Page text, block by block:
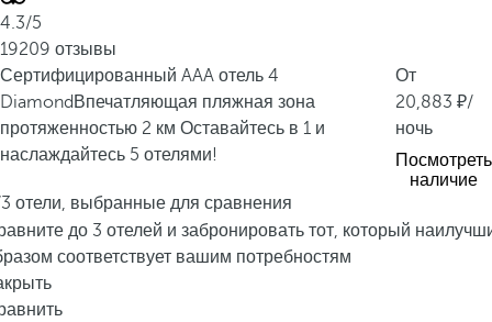
4.3/5
19209 отзывы
Сертифицированный AAA отель 4
Diamond Впечатляющая пляжная зона
протяженностью 2 км Оставайтесь в 1 и
наслаждайтесь 5 отелями!
От
20,883
/
ночь
Посмотреть
наличие
отели, выбранные для сравнения
до 3 отелей и забронировать тот, который
соответствует вашим потребностям
л
я
а
б
е
л
ы
м